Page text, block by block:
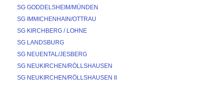
SG GODDELSHEIM/MÜNDEN
SG IMMICHENHAIN/OTTRAU
SG KIRCHBERG / LOHNE
SG LANDSBURG
SG NEUENTAL/JESBERG
SG NEUKIRCHEN/RÖLLSHAUSEN
SG NEUKIRCHEN/RÖLLSHAUSEN II